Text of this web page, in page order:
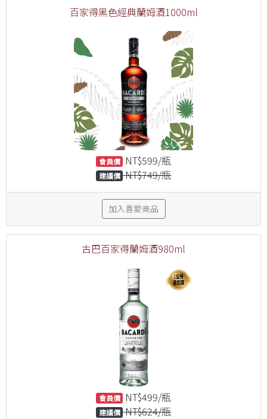
百家得黑色經典蘭姆酒1000ml
會員價 NT$599/瓶
建議價 NT$749/瓶
加入喜愛商品
古巴百家得蘭姆酒980ml
會員價 NT$499/瓶
建議價 NT$624/瓶